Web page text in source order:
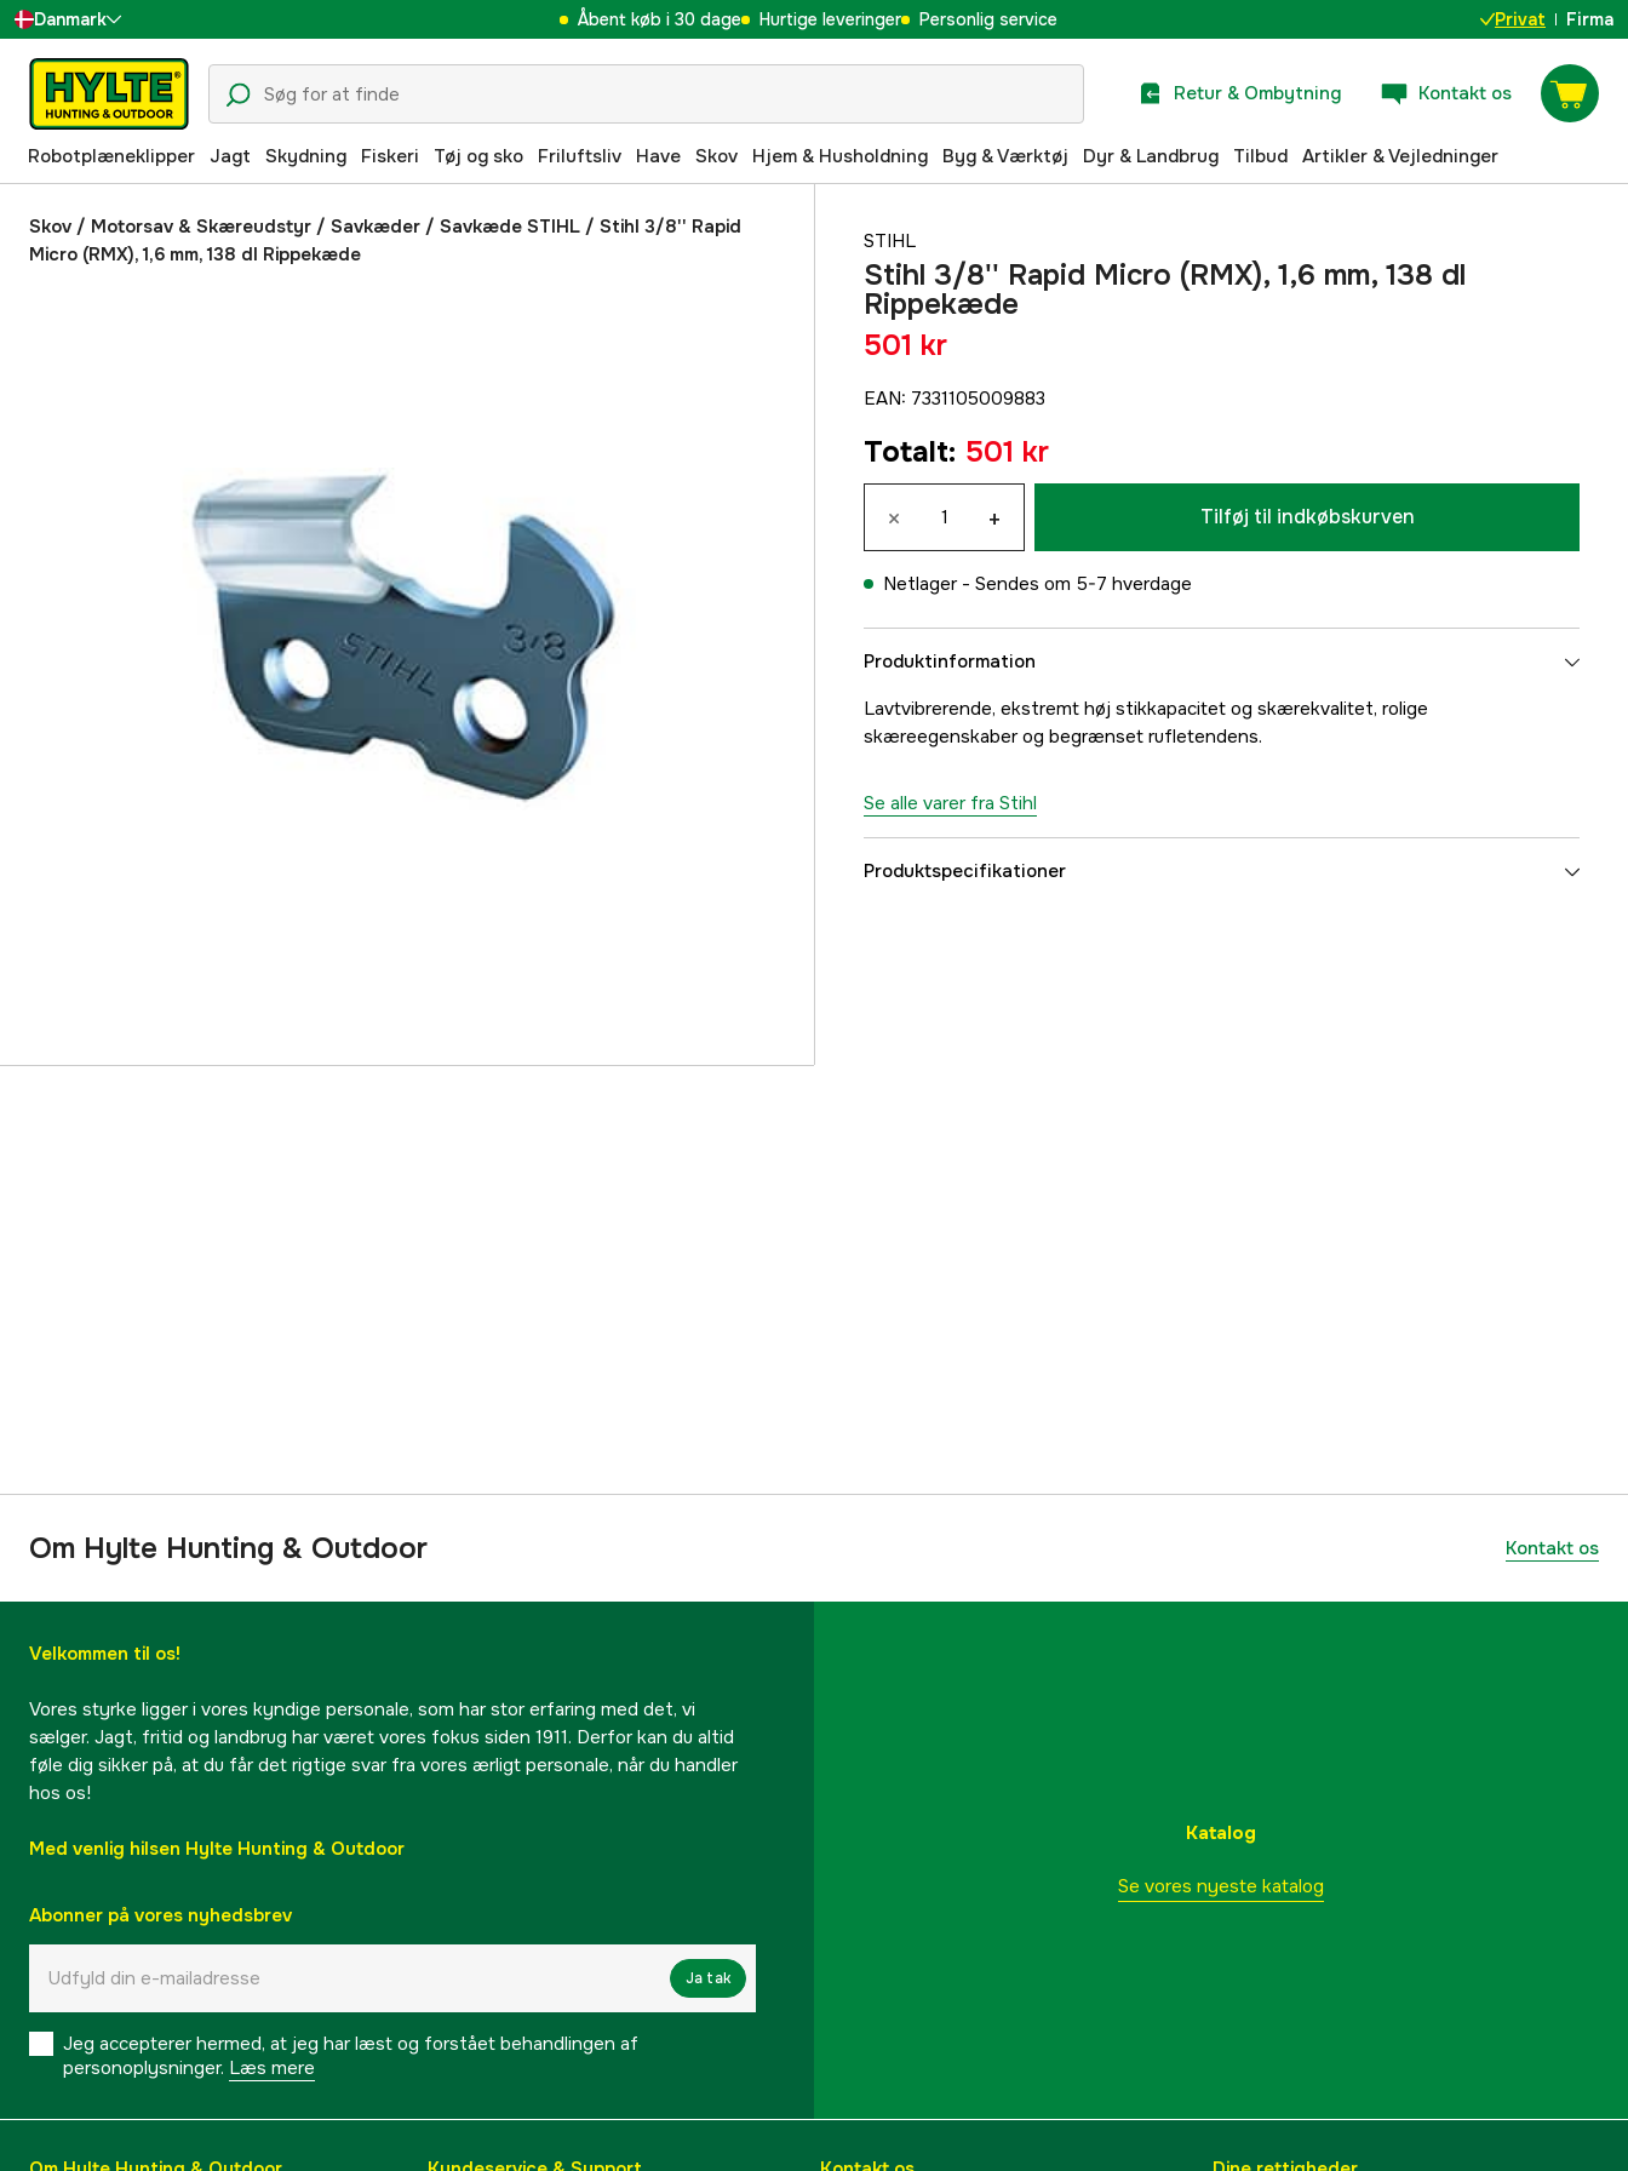
Danmark
Sverige
Suomi
Norge
Deutschland
Åbent køb i 30 dage Hurtige leveringer Personlig service Privat Firma
Retur & Ombytning Kontakt os
Robotplæneklipper Jagt Skydning Fiskeri Tøj og sko Friluftsliv Have Skov Hjem & Husholdning Byg & Værktøj Dyr & Landbrug Tilbud Artikler & Vejledninger
Skov / Motorsav & Skæreudstyr / Savkæder / Savkæde STIHL / Stihl 3/8'' Rapid
Micro (RMX), 1,6 mm, 138 dl Rippekæde
STIHL
Stihl 3/8'' Rapid Micro (RMX), 1,6 mm, 138 dl
Rippekæde
501 kr
EAN: 7331105009883
Totalt: 501 kr
× + Tilføj til indkøbskurven
Netlager - Sendes om 5-7 hverdage
Produktinformation
Lavtvibrerende, ekstremt høj stikkapacitet og skærekvalitet, rolige
skæreegenskaber og begrænset rufletendens.
Se alle varer fra Stihl
Produktspecifikationer
Om Hylte Hunting & Outdoor Kontakt os
Velkommen til os!
Vores styrke ligger i vores kyndige personale, som har stor erfaring med det, vi
sælger. Jagt, fritid og landbrug har været vores fokus siden 1911. Derfor kan du altid
føle dig sikker på, at du får det rigtige svar fra vores ærligt personale, når du handler
hos os!
Med venlig hilsen Hylte Hunting & Outdoor
Abonner på vores nyhedsbrev
Ja tak
Jeg accepterer hermed, at jeg har læst og forstået behandlingen af ​​
personoplysninger. Læs mere
Katalog
Se vores nyeste katalog